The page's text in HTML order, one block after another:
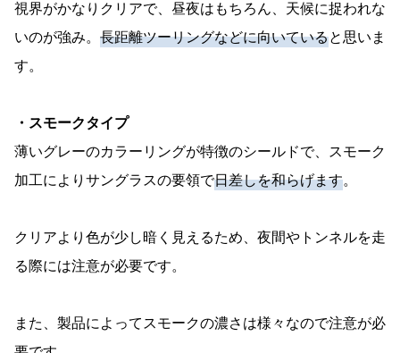
視界がかなりクリアで、昼夜はもちろん、天候に捉われな
いのが強み。 長距離ツーリングなどに向いていると思いま
す。
・スモークタイプ
薄いグレーのカラーリングが特徴のシールドで、スモーク
加工によりサングラスの要領で日差しを和らげます。
クリアより色が少し暗く見えるため、夜間やトンネルを走
る際には注意が必要です。
また、製品によってスモークの濃さは様々なので注意が必